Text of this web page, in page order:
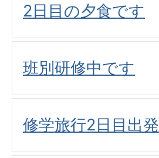
2日目の夕食です
班別研修中です
修学旅行2日目出発